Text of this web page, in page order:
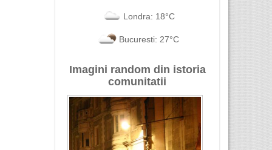
Londra: 18°C
Bucuresti: 27°C
Imagini random din istoria
comunitatii